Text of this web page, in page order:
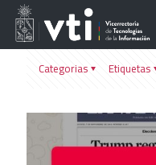
Categorias Etiquetas